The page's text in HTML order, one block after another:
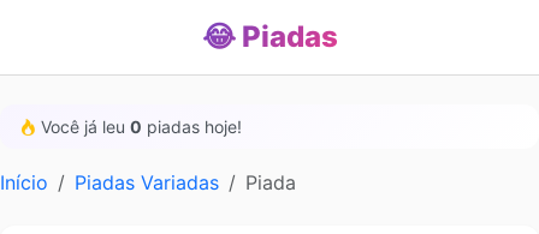
😂 Piadas
Você já leu 0 piadas hoje!
Início Piadas Variadas Piada